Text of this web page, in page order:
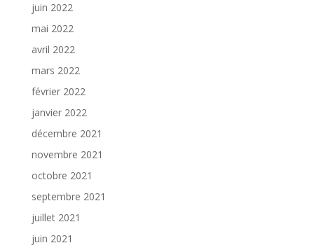
juin 2022
mai 2022
avril 2022
mars 2022
février 2022
janvier 2022
décembre 2021
novembre 2021
octobre 2021
septembre 2021
juillet 2021
juin 2021